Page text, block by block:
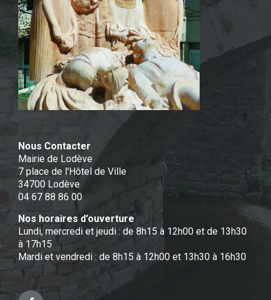
Nous Contacter
Mairie de Lodève
7 place de l'Hôtel de Ville
34700 Lodève
04 67 88 86 00
Nos horaires d’ouverture
Lundi, mercredi et jeudi : de 8h15 à 12h00 et de 13h30
à 17h15
Mardi et vendredi : de 8h15 à 12h00 et 13h30 à 16h30